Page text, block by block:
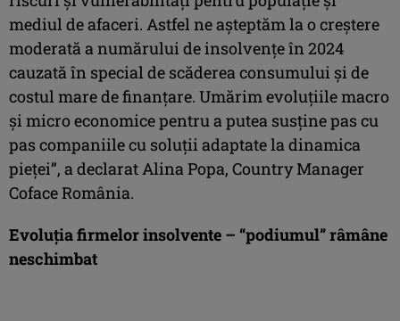
mediul de afaceri. Astfel ne așteptăm la o creștere
moderată a numărului de insolvențe în 2024
cauzată în special de scăderea consumului și de
costul mare de finanțare. Umărim evoluțiile macro
și micro economice pentru a putea susține pas cu
pas companiile cu soluții adaptate la dinamica
pieței”, a declarat Alina Popa, Country Manager
Coface România.
Evoluția firmelor insolvente – “podiumul” râmâne
neschimbat